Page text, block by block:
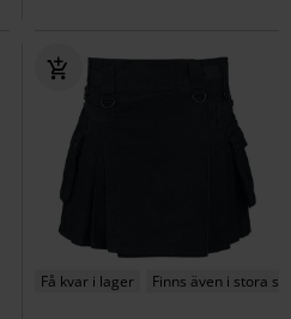
Få kvar i lager Finns även i stora